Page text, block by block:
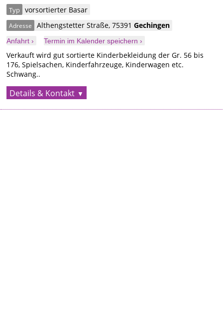
Typ vorsortierter Basar
Adresse Althengstetter Straße,75391Gechingen
Anfahrt › Termin im Kalender speichern ›
Verkauft wird gut sortierte Kinderbekleidung der Gr. 56 bis
176, Spielsachen, Kinderfahrzeuge, Kinderwagen etc.
Schwang..
Details & Kontakt